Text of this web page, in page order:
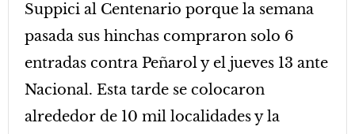
Suppici al Centenario porque la semana
pasada sus hinchas compraron solo 6
entradas contra Peñarol y el jueves 13 ante
Nacional. Esta tarde se colocaron
alrededor de 10 mil localidades y la